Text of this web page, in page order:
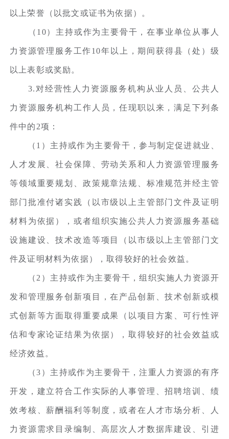
以上荣誉（以批文或证书为依据）。
（10）主持或作为主要骨干，在事业单位从事人
力资源管理服务工作10年以上，期间获得县（处）级
以上表彰或奖励。
3.对经营性人力资源服务机构从业人员、公共人
力资源服务机构工作人员，任现职以来，满足下列条
件中的2项：
（1）主持或作为主要骨干，参与制定促进就业、
人才发展、社会保障、劳动关系和人力资源管理服务
等领域重要规划、政策规章法规、标准规范并经主管
部门批准付诸实践（以市级以上主管部门文件及证明
材料为依据），或者组织实施公共人力资源服务基础
设施建设、技术改造等项目（以市级以上主管部门文
件及证明材料为依据），取得较好的社会效益。
（2）主持或作为主要骨干，组织实施人力资源开
发和管理服务创新项目，在产品创新、技术创新或模
式创新等方面取得重要成果（以项目方案、可行性评
估和专家论证结果为依据），取得较好的社会效益或
经济效益。
（3）主持或作为主要骨干，注重人力资源的有序
开发，建立符合工作实际的人事管理、招聘培训、绩
效考核、薪酬福利等制度，或者在人才市场分析、人
力资源需求目录编制、高层次人才数据库建设、引进